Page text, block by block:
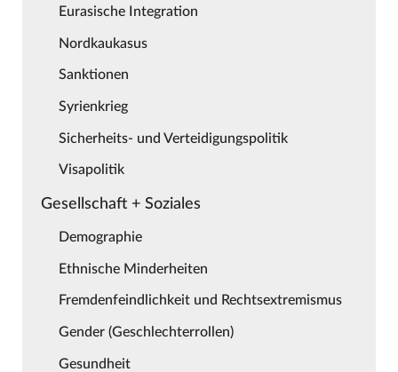
Eurasische Integration
Nordkaukasus
Sanktionen
Syrienkrieg
Sicherheits- und Verteidigungspolitik
Visapolitik
Gesellschaft + Soziales
Demographie
Ethnische Minderheiten
Fremdenfeindlichkeit und Rechtsextremismus
Gender (Geschlechterrollen)
Gesundheit